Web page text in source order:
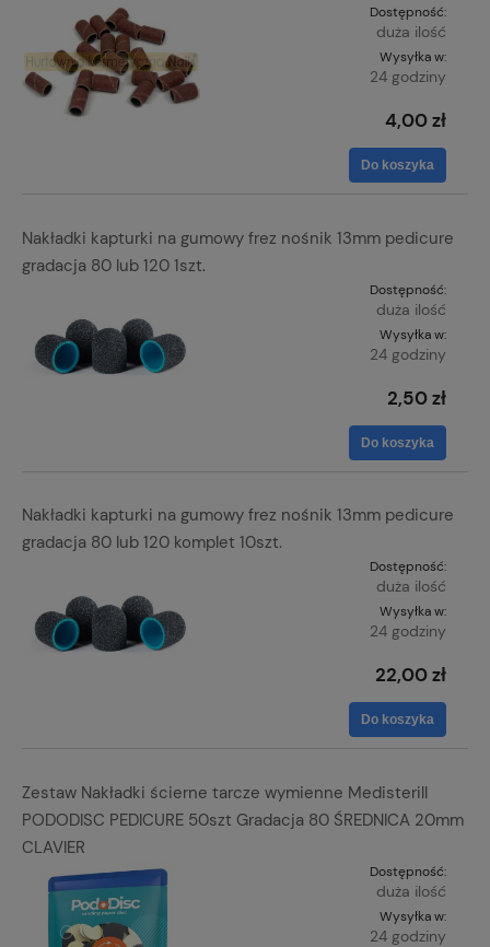
Dostępność:
duża ilość
Wysyłka w:
24 godziny
4,00 zł
Do koszyka
Nakładki kapturki na gumowy frez nośnik 13mm pedicure
gradacja 80 lub 120 1szt.
Dostępność:
duża ilość
Wysyłka w:
24 godziny
2,50 zł
Do koszyka
Nakładki kapturki na gumowy frez nośnik 13mm pedicure
gradacja 80 lub 120 komplet 10szt.
Dostępność:
duża ilość
Wysyłka w:
24 godziny
22,00 zł
Do koszyka
Zestaw Nakładki ścierne tarcze wymienne Medisterill
PODODISC PEDICURE 50szt Gradacja 80 ŚREDNICA 20mm
CLAVIER
Dostępność:
duża ilość
Wysyłka w:
24 godziny